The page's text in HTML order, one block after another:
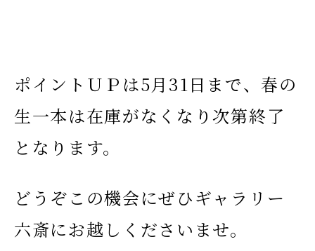
ポイントＵＰは5月31日まで、春の
生一本は在庫がなくなり次第終了
となります。
どうぞこの機会にぜひギャラリー
六斎にお越しくださいませ。